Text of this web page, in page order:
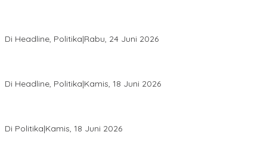
Di Headline, Politika|Rabu, 24 Juni 2026
Di Headline, Politika|Kamis, 18 Juni 2026
Di Politika|Kamis, 18 Juni 2026